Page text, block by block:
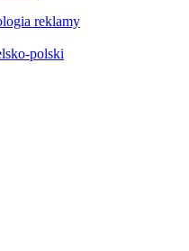
reklamy
polski